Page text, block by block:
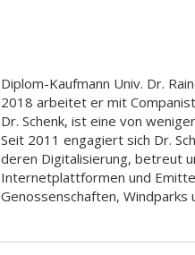
Diplom-Kaufmann Univ. Dr.
2018 arbeitet er mit
Dr. Schenk, ist eine von
Seit 2011 engagiert sich Dr.
deren Digitalisierung, betreut
Internetplattformen und
Genossenschaften, Windparks